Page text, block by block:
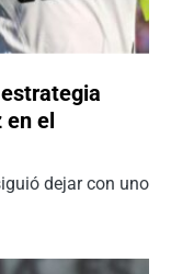
en el
dejar con uno